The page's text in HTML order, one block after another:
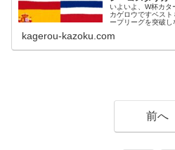
いよいよ、W杯カタ
カゲロウですベス
ープリーグを突破し
コスタリカ）の実力
kagerou-kazoku.com
前へ